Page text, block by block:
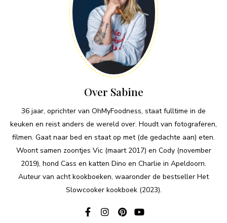
Over Sabine
36 jaar, oprichter van OhMyFoodness, staat fulltime in de
keuken en reist anders de wereld over. Houdt van fotograferen,
filmen. Gaat naar bed en staat op met (de gedachte aan) eten.
Woont samen zoontjes Vic (maart 2017) en Cody (november
2019), hond Cass en katten Dino en Charlie in Apeldoorn.
Auteur van acht kookboeken, waaronder de bestseller Het
Slowcooker kookboek (2023).